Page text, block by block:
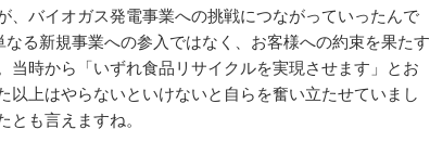
、バイオガス発電事業への挑戦につながっていったんで
る新規事業への参入ではなく、お客様への約束を果たす
当時から「いずれ食品リサイクルを実現させます」とお
以上はやらないといけないと自らを奮い立たせていまし
も言えますね。